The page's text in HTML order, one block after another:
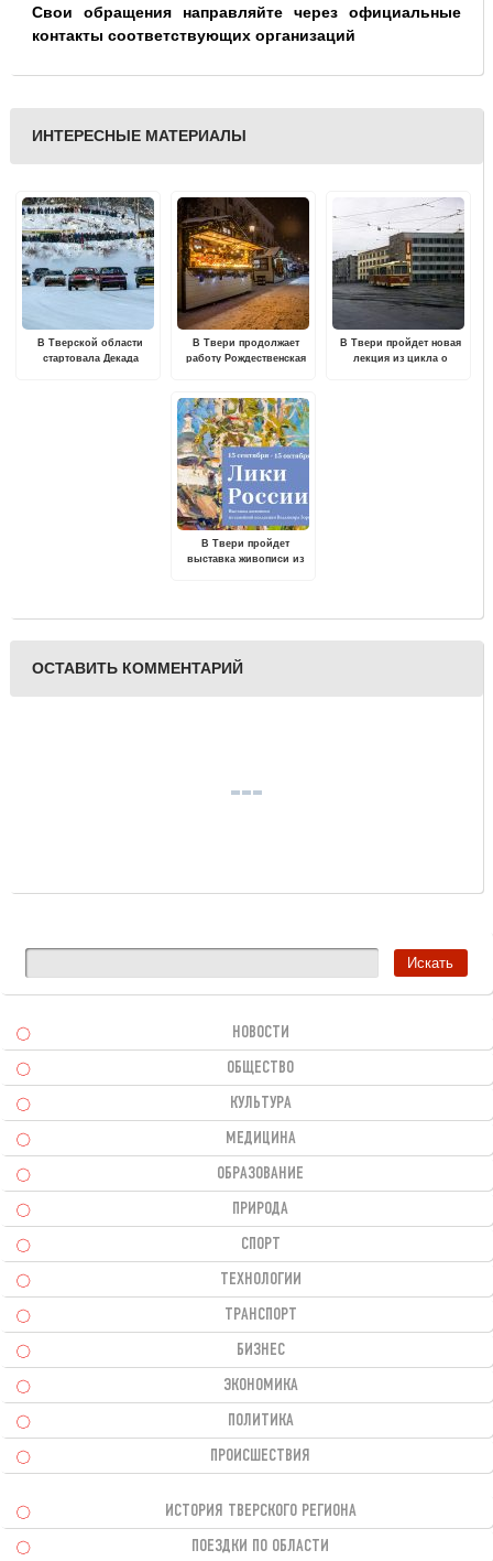
Свои обращения направляйте через официальные
контакты соответствующих организаций
ИНТЕРЕСНЫЕ МАТЕРИАЛЫ
В Тверской области
стартовала Декада
В Твери продолжает
работу Рождественская
В Твери пройдет новая
лекция из цикла о
В Твери пройдет
выставка живописи из
ОСТАВИТЬ КОММЕНТАРИЙ
НОВОСТИ
ОБЩЕСТВО
КУЛЬТУРА
МЕДИЦИНА
ОБРАЗОВАНИЕ
ПРИРОДА
СПОРТ
ТЕХНОЛОГИИ
ТРАНСПОРТ
БИЗНЕС
ЭКОНОМИКА
ПОЛИТИКА
ПРОИСШЕСТВИЯ
ИСТОРИЯ ТВЕРСКОГО РЕГИОНА
ПОЕЗДКИ ПО ОБЛАСТИ